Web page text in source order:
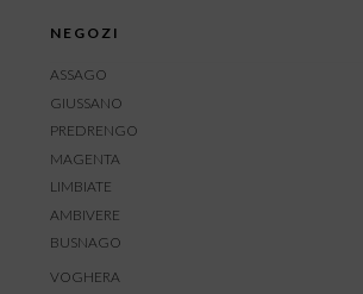
NEGOZI
ASSAGO
GIUSSANO
PREDRENGO
MAGENTA
LIMBIATE
AMBIVERE
BUSNAGO
VOGHERA